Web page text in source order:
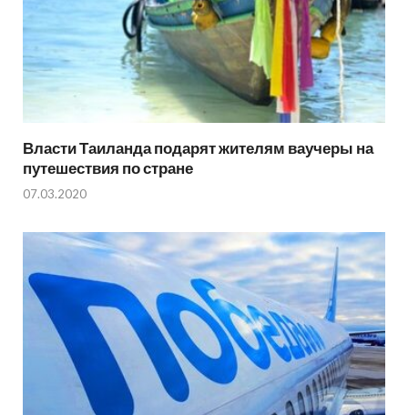
Власти Таиланда подарят жителям ваучеры на
путешествия по стране
07.03.2020